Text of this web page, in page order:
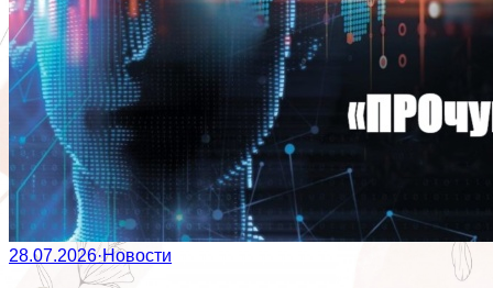
28.07.2026·Новости